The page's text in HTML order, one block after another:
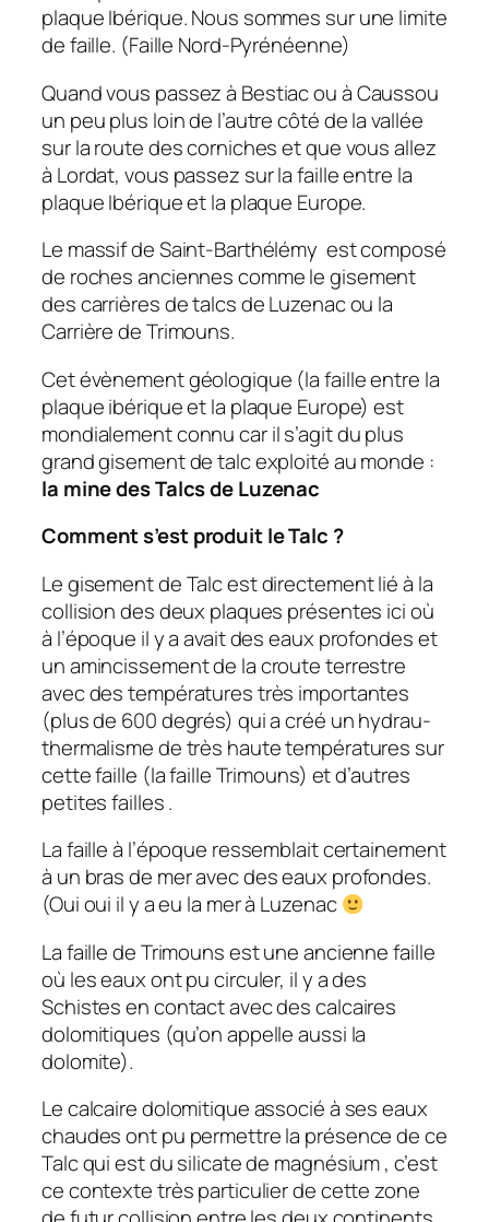
plaque Ibérique. Nous sommes sur une limite
de faille. (Faille Nord-Pyrénéenne)
Quand vous passez à Bestiac ou à Caussou
un peu plus loin de l’autre côté de la vallée
sur la route des corniches et que vous allez
à Lordat, vous passez sur la faille entre la
plaque Ibérique et la plaque Europe.
Le massif de Saint-Barthélémy est composé
de roches anciennes comme le gisement
des carrières de talcs de Luzenac ou la
Carrière de Trimouns.
Cet évènement géologique (la faille entre la
plaque ibérique et la plaque Europe) est
mondialement connu car il s’agit du plus
grand gisement de talc exploité au monde :
la mine des Talcs de Luzenac
Comment s’est produit le Talc ?
Le gisement de Talc est directement lié à la
collision des deux plaques présentes ici où
à l’époque il y a avait des eaux profondes et
un amincissement de la croute terrestre
avec des températures très importantes
(plus de 600 degrés) qui a créé un hydrau-
thermalisme de très haute températures sur
cette faille (la faille Trimouns) et d’autres
petites failles .
La faille à l’époque ressemblait certainement
à un bras de mer avec des eaux profondes.
(Oui oui il y a eu la mer à Luzenac
La faille de Trimouns est une ancienne faille
où les eaux ont pu circuler, il y a des
Schistes en contact avec des calcaires
dolomitiques (qu’on appelle aussi la
dolomite).
Le calcaire dolomitique associé à ses eaux
chaudes ont pu permettre la présence de ce
Talc qui est du silicate de magnésium , c’est
ce contexte très particulier de cette zone